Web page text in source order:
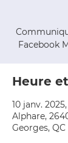
Facebook
Heure
10 janv.
Alphare,
Georges, QC